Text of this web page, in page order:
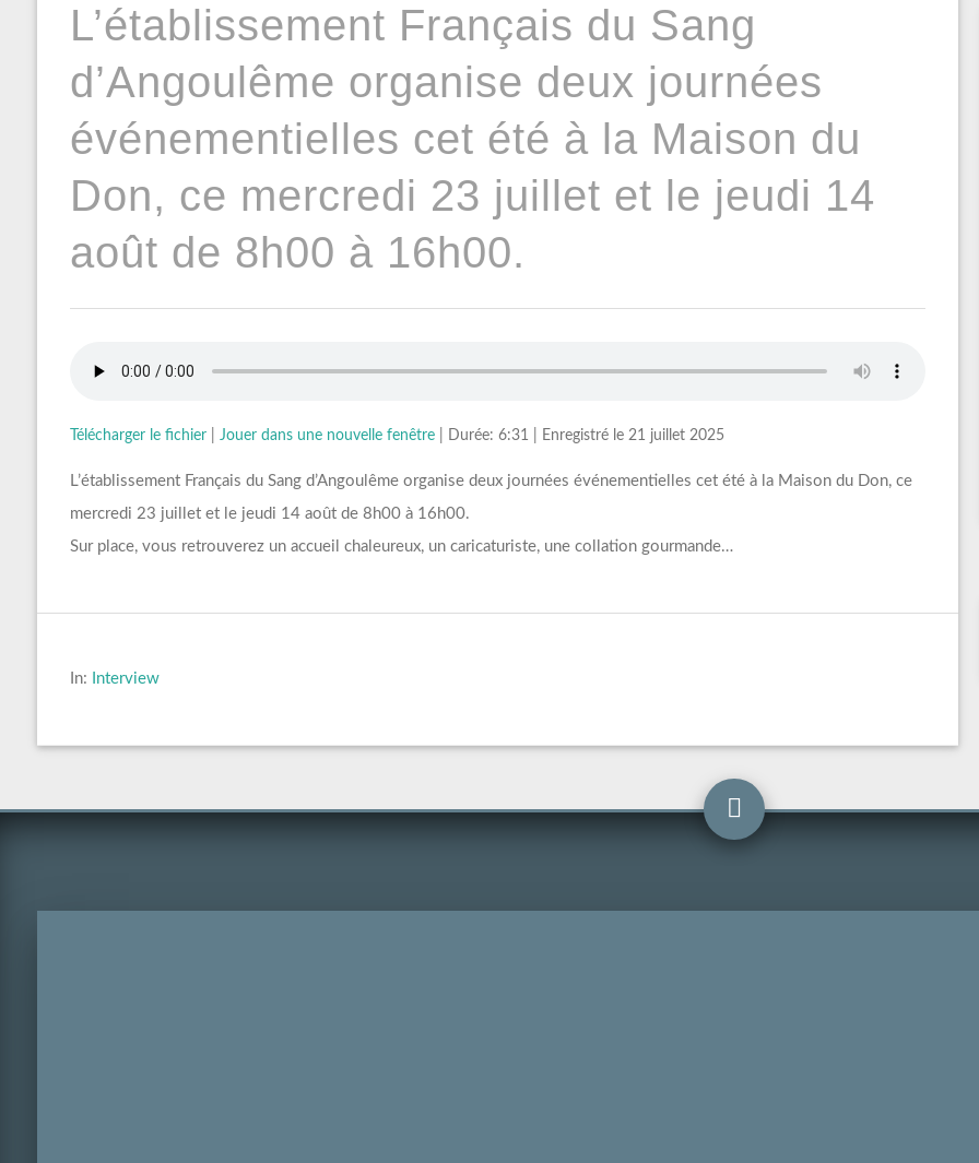
L’établissement Français du Sang
d’Angoulême organise deux journées
événementielles cet été à la Maison du
Don, ce mercredi 23 juillet et le jeudi 14
août de 8h00 à 16h00.
Télécharger le fichier| Jouer dans une nouvelle fenêtre| Durée: 6:31 Enregistré le 21 juillet 2025
L’établissement Français du Sang d’Angoulême organise deux journées événementielles cet été à la Maison du Don, ce
mercredi 23 juillet et le jeudi 14 août de 8h00 à 16h00.
Sur place, vous retrouverez un accueil chaleureux, un caricaturiste, une collation gourmande…
In: Interview